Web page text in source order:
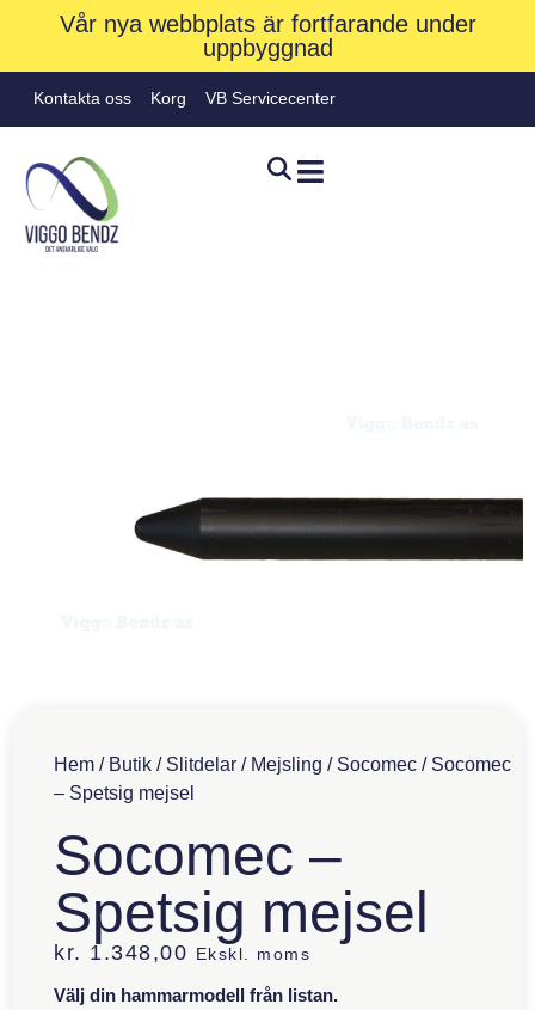
Vår nya webbplats är fortfarande under
uppbyggnad
Kontakta oss Korg VB Servicecenter
Hem / Butik / Slitdelar / Mejsling / Socomec / Socomec
– Spetsig mejsel
Socomec –
Spetsig mejsel
kr. 1.348,00 Ekskl. moms
Välj din hammarmodell från listan.